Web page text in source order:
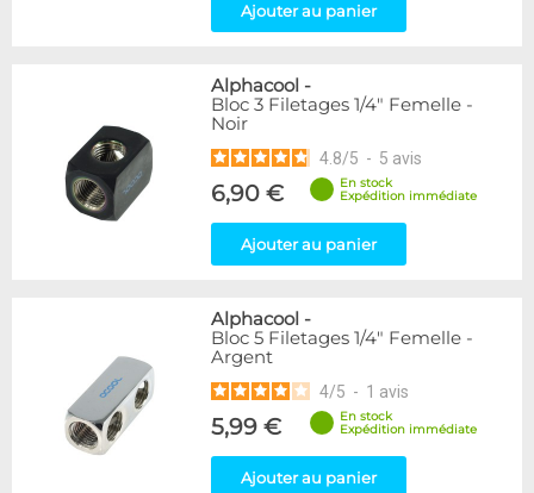
52
55
10
142
KooLance
Monsoon
9
Nanoxia
PrimoChill
9
31
216
Blanc
36
Noir/Nickel
28
Plexi
Ajouter au panier
Alphacool -
Bloc 3 Filetages 1/4" Femelle -
Noir
4.8/5 - 5 avis
6,90 €
En stock
Expédition immédiate
Ajouter au panier
Alphacool -
Bloc 5 Filetages 1/4" Femelle -
Argent
4/5 - 1 avis
5,99 €
En stock
Expédition immédiate
Ajouter au panier